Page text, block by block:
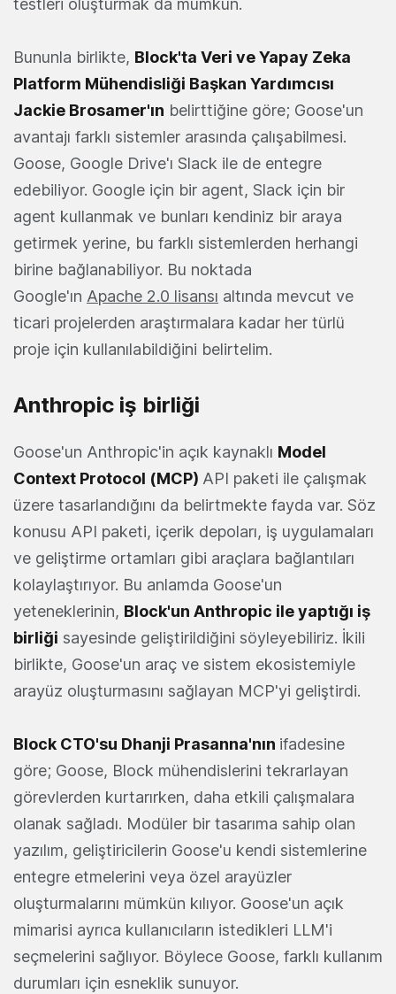
testleri oluşturmak da mümkün.
Bununla birlikte, Block'ta Veri ve Yapay Zeka
Platform Mühendisliği Başkan Yardımcısı
Jackie Brosamer'ın belirttiğine göre; Goose'un
avantajı farklı sistemler arasında çalışabilmesi.
Goose, Google Drive'ı Slack ile de entegre
edebiliyor. Google için bir agent, Slack için bir
agent kullanmak ve bunları kendiniz bir araya
getirmek yerine, bu farklı sistemlerden herhangi
birine bağlanabiliyor. Bu noktada
Google'ın Apache 2.0 lisansı altında mevcut ve
ticari projelerden araştırmalara kadar her türlü
proje için kullanılabildiğini belirtelim.
Anthropic iş birliği
Goose'un Anthropic'in açık kaynaklı Model
Context Protocol (MCP) API paketi ile çalışmak
üzere tasarlandığını da belirtmekte fayda var. Söz
konusu API paketi, içerik depoları, iş uygulamaları
ve geliştirme ortamları gibi araçlara bağlantıları
kolaylaştırıyor. Bu anlamda Goose'un
yeteneklerinin, Block'un Anthropic ile yaptığı iş
birliği sayesinde geliştirildiğini söyleyebiliriz. İkili
birlikte, Goose'un araç ve sistem ekosistemiyle
arayüz oluşturmasını sağlayan MCP'yi geliştirdi.
Block CTO'su Dhanji Prasanna'nın ifadesine
göre; Goose, Block mühendislerini tekrarlayan
görevlerden kurtarırken, daha etkili çalışmalara
olanak sağladı. Modüler bir tasarıma sahip olan
yazılım, geliştiricilerin Goose'u kendi sistemlerine
entegre etmelerini veya özel arayüzler
oluşturmalarını mümkün kılıyor. Goose'un açık
mimarisi ayrıca kullanıcıların istedikleri LLM'i
seçmelerini sağlıyor. Böylece Goose, farklı kullanım
durumları için esneklik sunuyor.